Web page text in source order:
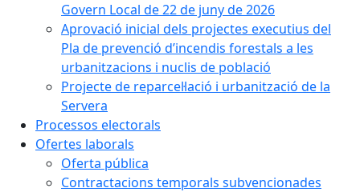
Govern Local de 22 de juny de 2026
Aprovació inicial dels projectes executius del
Pla de prevenció d’incendis forestals a les
urbanitzacions i nuclis de població
Projecte de reparcel·lació i urbanització de la
Servera
Processos electorals
Ofertes laborals
Oferta pública
Contractacions temporals subvencionades